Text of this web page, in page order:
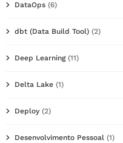
DataOps (6)
dbt (Data Build Tool) (2)
Deep Learning(11)
Delta Lake (1)
Deploy (2)
Desenvolvimento Pessoal (1)